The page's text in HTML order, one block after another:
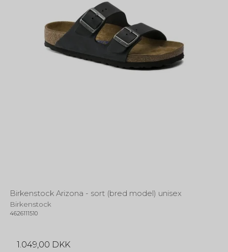
Birkenstock Arizona - sort (bred model) unisex
Birkenstock
4626111510
1.049,00 DKK